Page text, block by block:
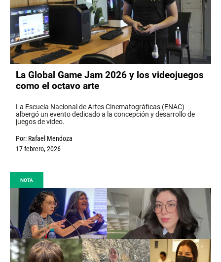
La Global Game Jam 2026 y los videojuegos
como el octavo arte
La Escuela Nacional de Artes Cinematográficas (ENAC)
albergó un evento dedicado a la concepción y desarrollo de
juegos de video.
Por: Rafael Mendoza
17 febrero, 2026
NOTA